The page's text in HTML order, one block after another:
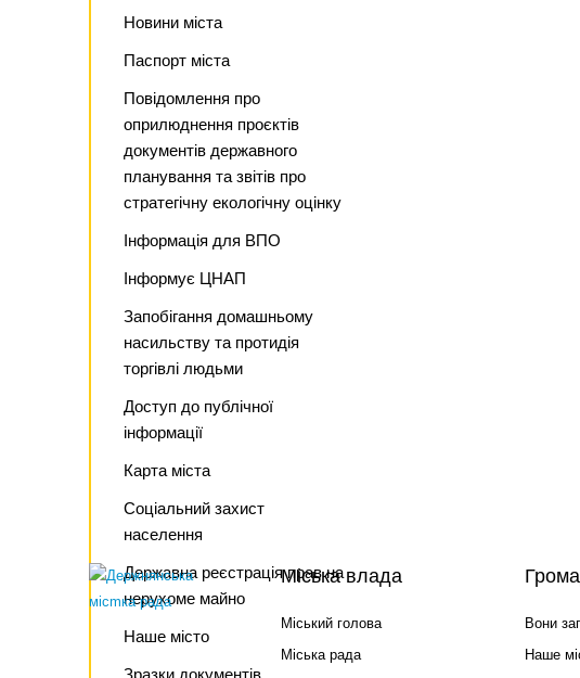
Новини міста
Паспорт міста
Повідомлення про
оприлюднення проєктів
документів державного
планування та звітів про
стратегічну екологічну оцінку
Інформація для ВПО
Інформує ЦНАП
Запобігання домашньому
насильству та протидія
торгівлі людьми
Доступ до публічної
інформації
Карта міста
Соціальний захист
населення
Державна реєстрація прав на
нерухоме майно
Наше місто
Зразки документів
Міська влада
Міський голова
Міська рада
Вони
Наше